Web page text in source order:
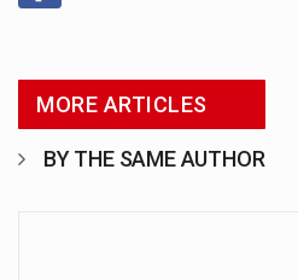
MORE ARTICLES
BY THE SAME AUTHOR